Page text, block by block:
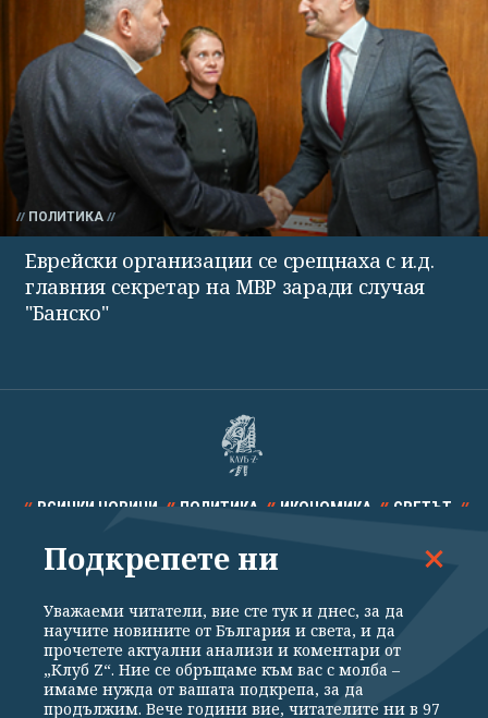
ПОЛИТИКА
Еврейски организации се срещнаха с и.д.
главния секретар на МВР заради случая
"Банско"
ВСИЧКИ НОВИНИ ПОЛИТИКА ИКОНОМИКА СВЕТЪТ
СПОРТ КУЛТУРА ТЕХНОЛОГИИ КАЛЕЙДОСКОП
Подкрепете ни
Уважаеми читатели, вие сте тук и днес, за да
научите новините от България и света, и да
прочетете актуални анализи и коментари от
„Клуб Z“. Ние се обръщаме към вас с молба –
имаме нужда от вашата подкрепа, за да
продължим. Вече години вие, читателите ни в 97